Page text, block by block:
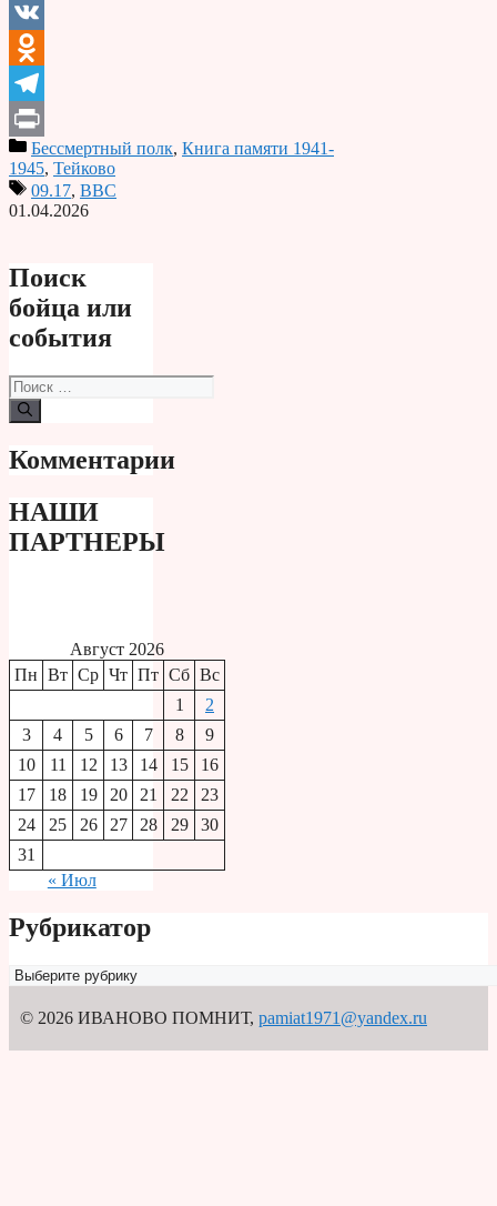
Email
VK
Odnoklassniki
Telegram
PrintБессмертный полк, Книга памяти 1941-
1945, Тейково
09.17, ВВС
01.04.2026
Поиск
бойца или
события
Поиск:
Комментарии
НАШИ
ПАРТНЕРЫ
Август 2026
Пн Вт Ср Чт Пт Сб Вс
1
2
3
4 5 6 7 8
9
10
11 12 13 14 15
16
17
18 19 20 21 22
23
24
25 26 27 28 29
30
31
« Июл
Рубрикатор
Рубрикатор
© 2026 ИВАНОВО ПОМНИТ, pamiat1971@yandex.ru